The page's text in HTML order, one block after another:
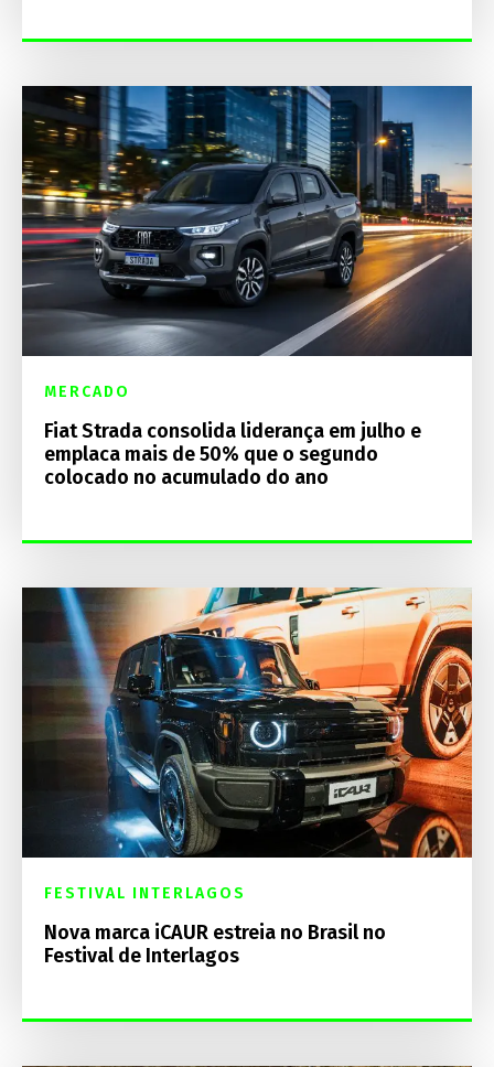
MERCADO
Fiat Strada consolida liderança em julho e
emplaca mais de 50% que o segundo
colocado no acumulado do ano
FESTIVAL INTERLAGOS
Nova marca iCAUR estreia no Brasil no
Festival de Interlagos